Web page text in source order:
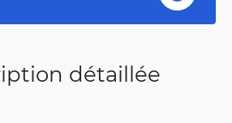
détaillée